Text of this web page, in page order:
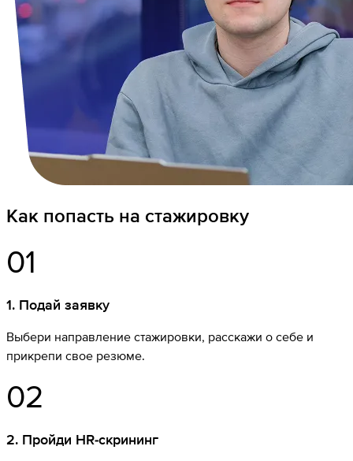
Как попасть на стажировку
01
1. Подай заявку
Выбери направление стажировки, расскажи о себе и
прикрепи свое резюме.
02
2. Пройди HR-скрининг